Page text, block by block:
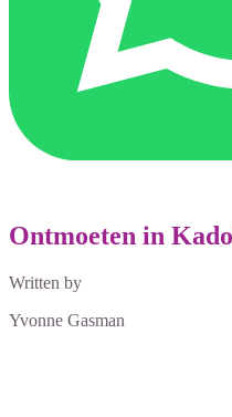
Ontmoeten in
Written by
Yvonne Gasman